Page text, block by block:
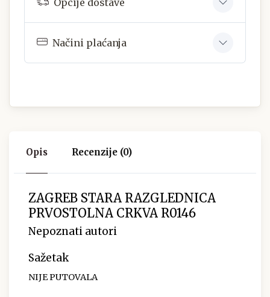
Načini plaćanja
Opis Recenzije (0)
ZAGREB STARA RAZGLEDNICA
PRVOSTOLNA CRKVA R0146
Nepoznati autori
Sažetak
NIJE PUTOVALA